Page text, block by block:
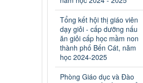
hành chính bị bãi bỏ trong
lĩnh vực giáo dục đào tạo
thuộc hệ giáo dục quốc
dân và cơ sở giáo dục khác
thuộc thẩm quyền giải
quyết của Sở Giáo dục và
Đào tạo, Ủy ban nhân dân
cấp huyện
Tổng kết hội thị giáo viên
dạy giỏi - cấp dưỡng nấu
ăn giỏi cấp học mầm non
thành phố Bến Cát, năm
học 2024-2025
Phòng Giáo dục và Đào